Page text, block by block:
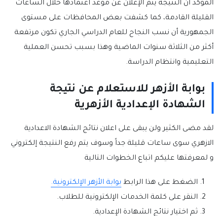
المؤكد أن النتيجة يتم الإعلان عن موعد اعتمادها خلال الساعات
القليلة القادمة، كما كشفت بعض المحافظات على مستوى
الجمهورية أن نسب النجاح للعام الدراسي الجاري تكون مرتفعة
أكثر من الثلاثة سنوات الماضية وهذا بسبب تحسن العملية
التعليمية وانتظام الدراسة.
بوابة الأزهر للاستعلام عن نتيجة
الشهادة الإعدادية الأزهرية
لقد مضى الكثير ولن يبقى على اعلان نتائج الشهادة الاعدادية
الازهري سوى ساعات قليلة جداً وسوف يتم رفع النتيجة إلكتروني
و لمعرفتها عليكم اتباع الخطوات التالية
الضغط على هذا الرابط بوابة الأزهر الإلكترونية.
النقر على كلمة الخدمات الإلكترونية للطلاب.
ثم اختيار نتائج الشهادة الإعدادية.